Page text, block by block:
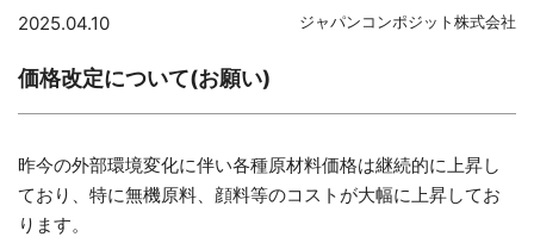
2025.04.10 ジャパンコンポジット株式会社
価格改定について(お願い)
昨今の外部環境変化に伴い各種原材料価格は継続的に上昇し
ており、特に無機原料、顔料等のコストが大幅に上昇してお
ります。